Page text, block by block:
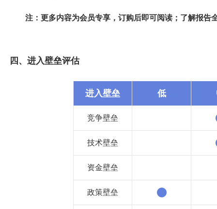
注：更多内容为会员专享，订购后即可阅读；了解报告
四、进入壁垒评估
进入壁垒 低
竞争壁垒
技术壁垒
资金壁垒
政策壁垒